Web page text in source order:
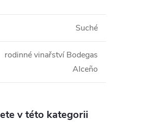
Suché
rodinné vinařství Bodegas
Alceño
v této kategorii